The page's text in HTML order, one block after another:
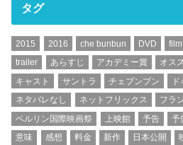
タグ
2015 2016 che bunbun DVD film
trailer
あらすじ アカデミー賞 オス
キャスト
サントラ チェブンブン
ネタバレなし
ネットフリックス フラ
ベルリン国際映画祭
上映館 予告 予
意味
感想 料金 新作 日本公開